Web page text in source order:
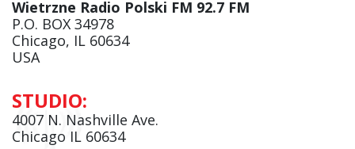
Wietrzne Radio Polski FM 92.7 FM
P.O. BOX 34978
Chicago, IL 60634
USA
STUDIO:
4007 N. Nashville Ave.
Chicago IL 60634